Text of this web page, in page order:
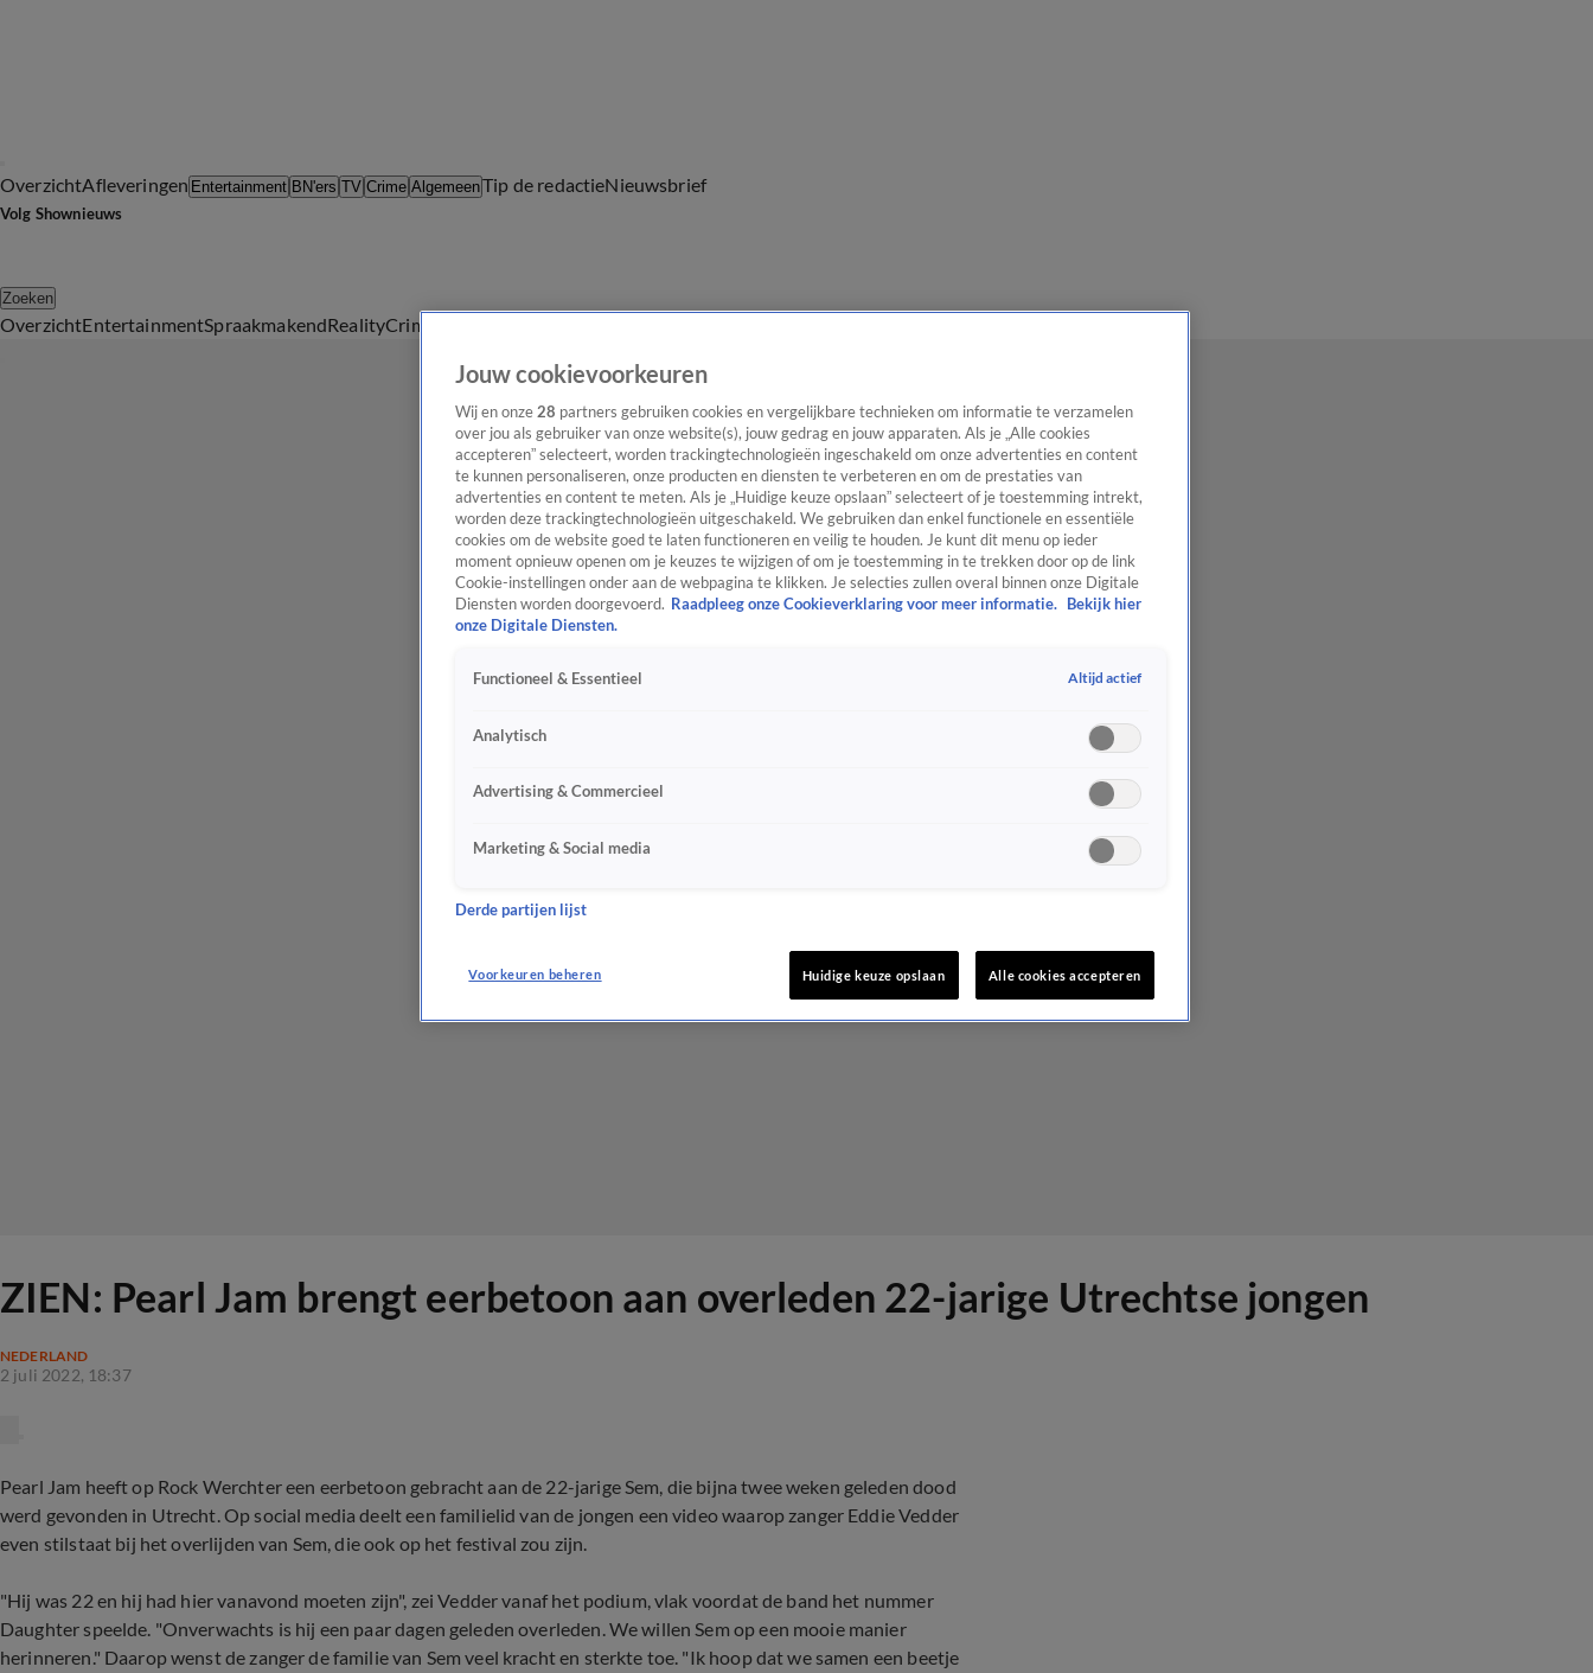
OverzichtAfleveringen Entertainment BN'ers TV Crime AlgemeenTip de redactieNieuwsbrief
Volg Shownieuws
Zoeken
OverzichtEntertainmentSpraakmakendRealityCrime
ZIEN: Pearl Jam brengt eerbetoon aan overleden 22-jarige Utrechtse jongen
NEDERLAND
2 juli 2022, 18:37
Pearl Jam heeft op Rock Werchter een eerbetoon gebracht aan de 22-jarige Sem, die bijna twee weken geleden dood
werd gevonden in Utrecht. Op social media deelt een familielid van de jongen een video waarop zanger Eddie Vedder
even stilstaat bij het overlijden van Sem, die ook op het festival zou zijn.
"Hij was 22 en hij had hier vanavond moeten zijn", zei Vedder vanaf het podium, vlak voordat de band het nummer
Daughter speelde. "Onverwachts is hij een paar dagen geleden overleden. We willen Sem op een mooie manier
herinneren." Daarop wenst de zanger de familie van Sem veel kracht en sterkte toe. "Ik hoop dat we samen een beetje
Jouw cookievoorkeuren
Wij en onze 28 partners gebruiken cookies en vergelijkbare technieken om informatie te verzamelen
over jou als gebruiker van onze website(s), jouw gedrag en jouw apparaten. Als je „Alle cookies
accepteren” selecteert, worden trackingtechnologieën ingeschakeld om onze advertenties en content
te kunnen personaliseren, onze producten en diensten te verbeteren en om de prestaties van
advertenties en content te meten. Als je „Huidige keuze opslaan” selecteert of je toestemming intrekt,
worden deze trackingtechnologieën uitgeschakeld. We gebruiken dan enkel functionele en essentiële
cookies om de website goed te laten functioneren en veilig te houden. Je kunt dit menu op ieder
moment opnieuw openen om je keuzes te wijzigen of om je toestemming in te trekken door op de link
Cookie-instellingen onder aan de webpagina te klikken. Je selecties zullen overal binnen onze Digitale
Diensten worden doorgevoerd. Raadpleeg onze Cookieverklaring voor meer informatie.
Bekijk hier
onze Digitale Diensten.
Functioneel & Essentieel Altijd actief
Analytisch
Advertising & Commercieel
Marketing & Social media
Derde partijen lijst
Voorkeuren beheren Huidige keuze opslaan Alle cookies accepteren